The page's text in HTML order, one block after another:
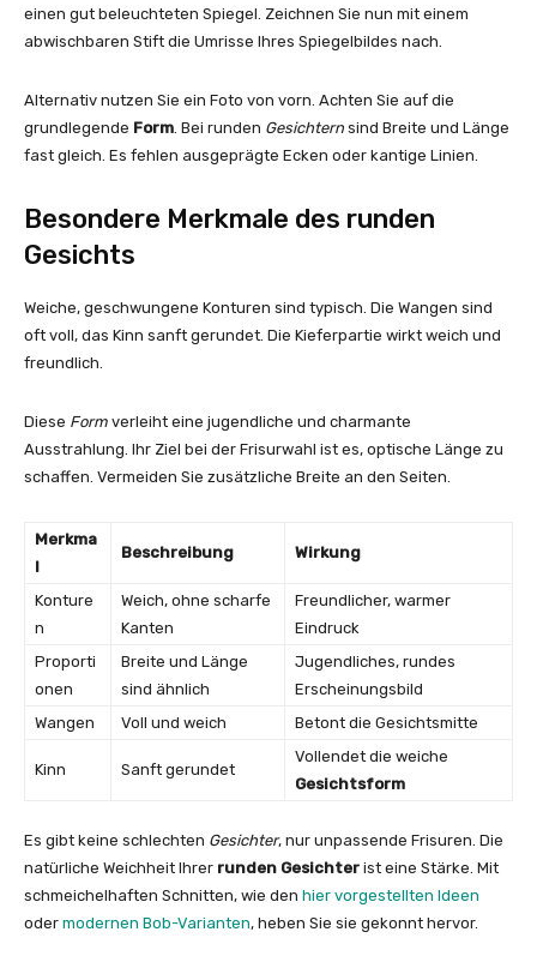
einen gut beleuchteten Spiegel. Zeichnen Sie nun mit einem
abwischbaren Stift die Umrisse Ihres Spiegelbildes nach.
Alternativ nutzen Sie ein Foto von vorn. Achten Sie auf die
grundlegende Form. Bei runden Gesichtern sind Breite und Länge
fast gleich. Es fehlen ausgeprägte Ecken oder kantige Linien.
Besondere Merkmale des runden
Gesichts
Weiche, geschwungene Konturen sind typisch. Die Wangen sind
oft voll, das Kinn sanft gerundet. Die Kieferpartie wirkt weich und
freundlich.
Diese Form verleiht eine jugendliche und charmante
Ausstrahlung. Ihr Ziel bei der Frisurwahl ist es, optische Länge zu
schaffen. Vermeiden Sie zusätzliche Breite an den Seiten.
Merkma
l
Beschreibung Wirkung
Konture
n
Weich, ohne scharfe
Kanten
Freundlicher, warmer
Eindruck
Proporti
onen
Breite und Länge
sind ähnlich
Jugendliches, rundes
Erscheinungsbild
Wangen
Voll und weich Betont die Gesichtsmitte
Kinn Sanft gerundet
Vollendet die weiche
Gesichtsform
Es gibt keine schlechten Gesichter, nur unpassende Frisuren. Die
natürliche Weichheit Ihrer runden Gesichter ist eine Stärke. Mit
schmeichelhaften Schnitten, wie den hier vorgestellten Ideen
oder modernen Bob-Varianten, heben Sie sie gekonnt hervor.